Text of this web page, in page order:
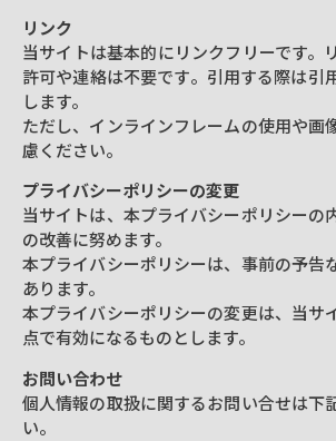
リンク
当サイトは基本的にリンクフリーです。
許可や連絡は不要です。引用する際は引
します。
ただし、インラインフレームの使用や画
慮ください。
プライバシーポリシーの変更
当サイトは、本プライバシーポリシーの
の改善に努めます。
本プライバシーポリシーは、事前の予告
あります。
本プライバシーポリシーの変更は、当サ
点で有効になるものとします。
お問い合わせ
個人情報の取扱に関するお問い合せは下
い。